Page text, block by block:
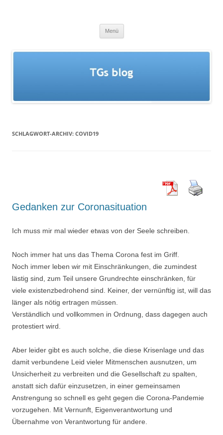
Menü
SCHLAGWORT-ARCHIV: COVID19
Gedanken zur Coronasituation
Ich muss mir mal wieder etwas von der Seele schreiben.
Noch immer hat uns das Thema Corona fest im Griff.
Noch immer leben wir mit Einschränkungen, die zumindest
lästig sind, zum Teil unsere Grundrechte einschränken, für
viele existenzbedrohend sind. Keiner, der vernünftig ist, will das
länger als nötig ertragen müssen.
Verständlich und vollkommen in Ordnung, dass dagegen auch
protestiert wird.
Aber leider gibt es auch solche, die diese Krisenlage und das
damit verbundene Leid vieler Mitmenschen ausnutzen, um
Unsicherheit zu verbreiten und die Gesellschaft zu spalten,
anstatt sich dafür einzusetzen, in einer gemeinsamen
Anstrengung so schnell es geht gegen die Corona-Pandemie
vorzugehen. Mit Vernunft, Eigenverantwortung und
Übernahme von Verantwortung für andere.